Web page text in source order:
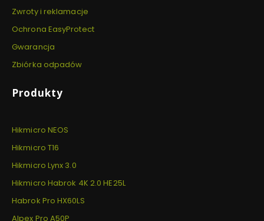
Zwroty i reklamacje
Ochrona EasyProtect
Gwarancja
Zbiórka odpadów
Produkty
Hikmicro NEOS
Hikmicro T16
Hikmicro Lynx 3.0
Hikmicro Habrok 4K 2.0 HE25L
Habrok Pro HX60LS
Alpex Pro A50P